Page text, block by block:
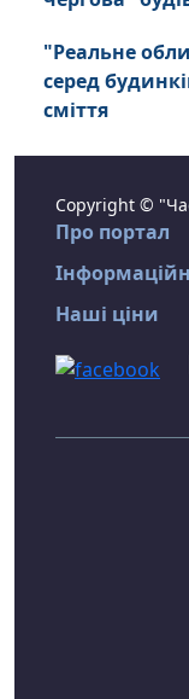
"Реальне
серед
сміття
Copyright ©
Про портал
Наші ціни